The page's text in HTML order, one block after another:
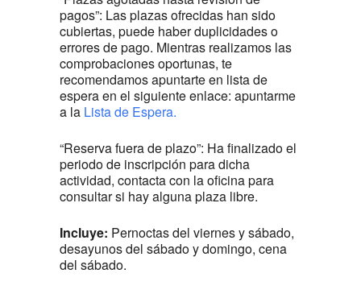
pagos”: Las plazas ofrecidas han sido
cubiertas, puede haber duplicidades o
errores de pago. Mientras realizamos las
comprobaciones oportunas, te
recomendamos apuntarte en lista de
espera en el siguiente enlace: apuntarme
a la Lista de Espera.
“Reserva fuera de plazo”: Ha finalizado el
periodo de inscripción para dicha
actividad, contacta con la oficina para
consultar si hay alguna plaza libre.
Incluye: Pernoctas del viernes y sábado,
desayunos del sábado y domingo, cena
del sábado.